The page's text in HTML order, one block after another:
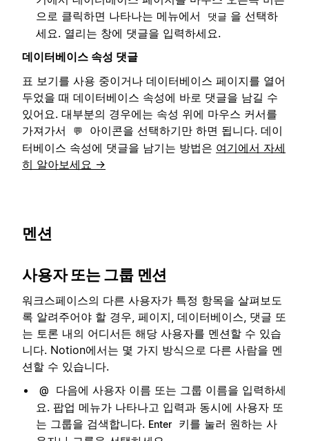
으로 클릭하면 나타나는 메뉴에서
댓글 을 선택하
세요. 열리는 창에 댓글을 입력하세요.
데이터베이스 속성 댓글
표 보기를 사용 중이거나 데이터베이스 페이지를 열어
두었을 때 데이터베이스 속성에 바로 댓글을 남길 수
있어요. 대부분의 경우에는 속성 위에 마우스 커서를
가져가서
💬
아이콘을 선택하기만 하면 됩니다. 데이
터베이스 속성에 댓글을 남기는 방법은 여기에서 자세
히 알아보세요 →
멘션
사용자 또는 그룹 멘션
워크스페이스의 다른 사용자가 특정 항목을 살펴보도
록 알려주어야 할 경우, 페이지, 데이터베이스, 댓글 또
는 토론 내의 어디서든 해당 사용자를 멘션할 수 있습
니다. Notion에서는 몇 가지 방식으로 다른 사람을 멘
션할 수 있습니다.
@
다음에 사용자 이름 또는 그룹 이름을 입력하세
요. 팝업 메뉴가 나타나고 입력과 동시에 사용자 또
는 그룹을 검색합니다. Enter
키를 눌러 원하는 사